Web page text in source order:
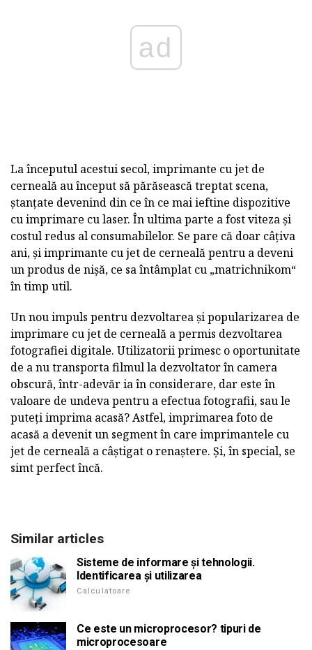
ad
La începutul acestui secol, imprimante cu jet de
cerneală au început să părăsească treptat scena,
ștanțate devenind din ce în ce mai ieftine dispozitive
cu imprimare cu laser. În ultima parte a fost viteza și
costul redus al consumabilelor. Se pare că doar câțiva
ani, și imprimante cu jet de cerneală pentru a deveni
un produs de nișă, ce sa întâmplat cu „matrichnikom“
în timp util.
Un nou impuls pentru dezvoltarea și popularizarea de
imprimare cu jet de cerneală a permis dezvoltarea
fotografiei digitale. Utilizatorii primesc o oportunitate
de a nu transporta filmul la dezvoltator în camera
obscură, într-adevăr ia în considerare, dar este în
valoare de undeva pentru a efectua fotografii, sau le
puteți imprima acasă? Astfel, imprimarea foto de
acasă a devenit un segment în care imprimantele cu
jet de cerneală a câștigat o renaștere. Și, în special, se
simt perfect încă.
Similar articles
Sisteme de informare și tehnologii.
Identificarea și utilizarea
Calculatoare
Ce este un microprocesor? tipuri de
microprocesoare